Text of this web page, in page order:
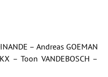
– Andreas GOEMAN
– Toon VANDEBOSCH –